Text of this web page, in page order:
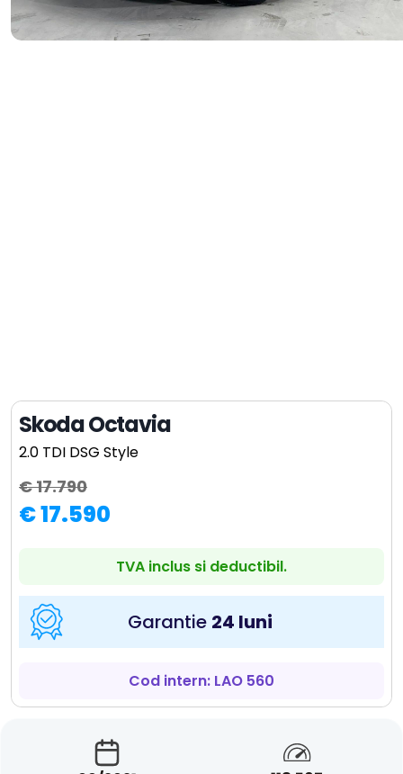
Skoda Octavia
2.0 TDI DSG Style
€ 17.790
€ 17.590
TVA inclus si deductibil.
Garantie 24 luni
Cod intern: LAO 560